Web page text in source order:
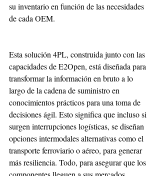
su inventario en función de las necesidades
de cada OEM.
Esta solución 4PL, construida junto con las
capacidades de E2Open, está diseñada para
transformar la información en bruto a lo
largo de la cadena de suministro en
conocimientos prácticos para una toma de
decisiones ágil. Esto significa que incluso si
surgen interrupciones logísticas, se diseñan
opciones intermodales alternativas como el
transporte ferroviario o aéreo, para generar
más resiliencia. Todo, para asegurar que los